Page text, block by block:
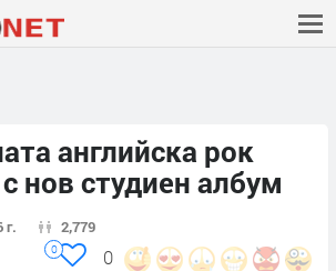
английска рок
нов студиен албум
г. 2,779
0
0